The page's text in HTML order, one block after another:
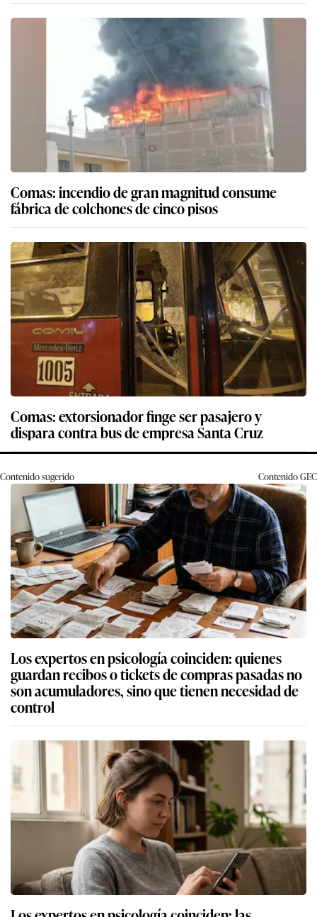
Comas: incendio de gran magnitud consume
fábrica de colchones de cinco pisos
Comas: extorsionador finge ser pasajero y
dispara contra bus de empresa Santa Cruz
Contenido sugerido ContenidoGEC
Los expertos en psicología coinciden: quienes
guardan recibos o tickets de compras pasadas no
son acumuladores, sino que tienen necesidad de
control